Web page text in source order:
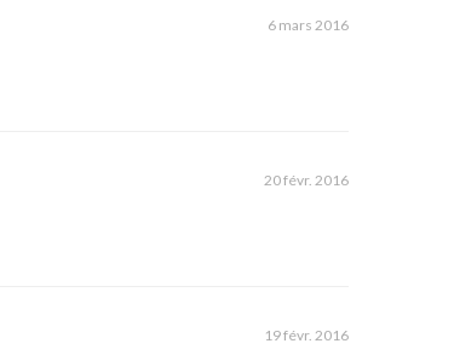
6 mars 2016
20 févr. 2016
19 févr. 2016